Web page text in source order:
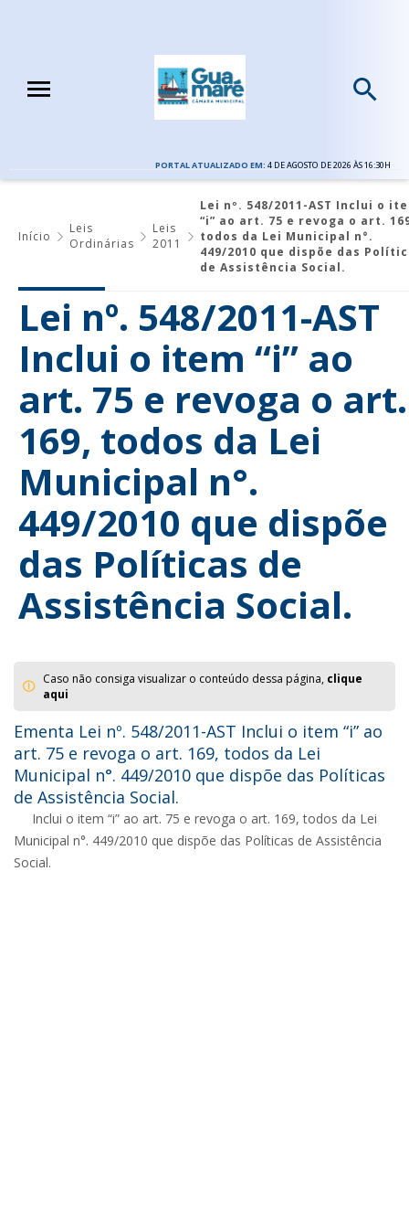
PORTAL ATUALIZADO EM: 4 DE AGOSTO DE 2026 ÀS 16:30H
Início
Leis
Ordinárias
Leis
2011
Lei nº. 548/2011-AST Inclui o
“i” ao art. 75 e revoga o art.
todos da Lei Municipal n°.
449/2010 que dispõe das
de Assistência Social.
Lei nº. 548/2011-AST
Inclui o item “i” ao
art. 75 e revoga o art.
169, todos da Lei
Municipal n°.
449/2010 que dispõe
das Políticas de
Assistência Social.
Caso não consiga visualizar o conteúdo dessa página, clique
aqui
Ementa Lei nº. 548/2011-AST Inclui o item “i” ao
art. 75 e revoga o art. 169, todos da Lei
Municipal n°. 449/2010 que dispõe das Políticas
de Assistência Social.
Inclui o item “i” ao art. 75 e revoga o art. 169, todos da Lei
Municipal n°. 449/2010 que dispõe das Políticas de Assistência
Social.